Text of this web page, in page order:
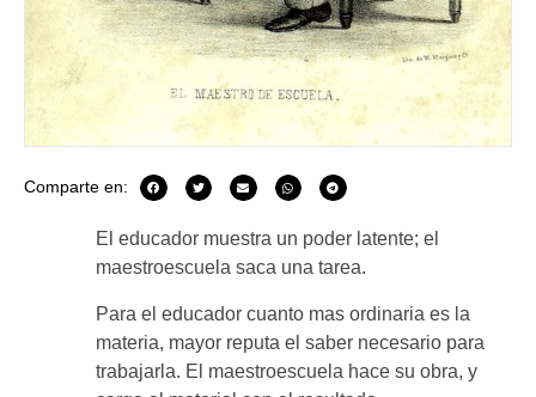
Comparte en:
El educador muestra un poder latente; el
maestroescuela saca una tarea.
Para el educador cuanto mas ordinaria es la
materia, mayor reputa el saber necesario para
trabajarla. El maestroescuela hace su obra, y